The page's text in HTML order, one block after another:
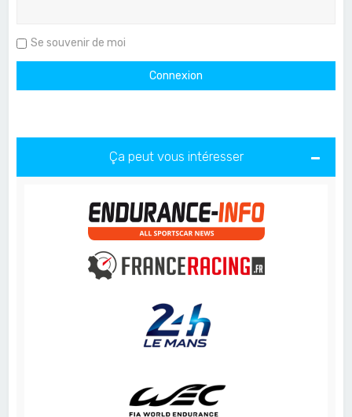
Se souvenir de moi
Ça peut vous intéresser